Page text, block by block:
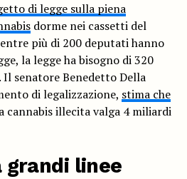
di legge sulla piena
dorme nei cassetti del
più di 200 deputati hanno
la legge ha bisogno di 320
senatore Benedetto Della
di legalizzazione, stima che
cannabis illecita valga 4 miliardi
linee